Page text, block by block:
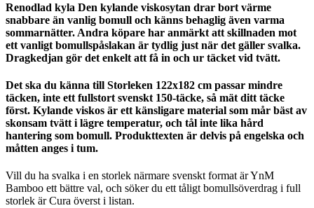
Renodlad kyla Den kylande viskosytan drar bort värme
snabbare än vanlig bomull och känns behaglig även varma
sommarnätter. Andra köpare har anmärkt att skillnaden mot
ett vanligt bomullspåslakan är tydlig just när det gäller svalka.
Dragkedjan gör det enkelt att få in och ur täcket vid tvätt.
Det ska du känna till Storleken 122x182 cm passar mindre
täcken, inte ett fullstort svenskt 150-täcke, så mät ditt täcke
först. Kylande viskos är ett känsligare material som mår bäst av
skonsam tvätt i lägre temperatur, och tål inte lika hård
hantering som bomull. Produkttexten är delvis på engelska och
måtten anges i tum.
Vill du ha svalka i en storlek närmare svenskt format är YnM
Bamboo ett bättre val, och söker du ett tåligt bomullsöverdrag i full
storlek är Cura överst i listan.